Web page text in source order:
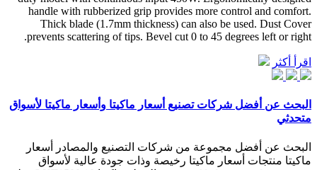
handle with rubberized grip provides more control and comfort.
Thick blade (1.7mm thickness) can also be used. Dust Cover
prevents scattering of tips. Bevel cut 0 to 45 degrees left or right.
اقرأ أكثر
البحث عن أفضل شركات تصنيع أسعار ماكيتا وأسعار ماكيتا لأسواق
متحدثي
البحث عن أفضل مجموعة من شركات التصنيع والمصادر أسعار
ماكيتا منتجات أسعار ماكيتا رخيصة وذات جودة عالية لأسواق